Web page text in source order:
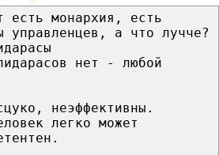
есть монархия, есть
управленцев, а что лучче?
нет - любой
неэффективны.
легко может